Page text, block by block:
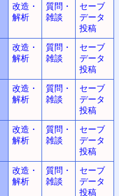
改造・
解析
質問・
雑談
セーブ
データ
投稿
改造・
解析
質問・
雑談
セーブ
データ
投稿
改造・
解析
質問・
雑談
セーブ
データ
投稿
改造・
解析
質問・
雑談
セーブ
データ
投稿
改造・
解析
質問・
雑談
セーブ
データ
投稿